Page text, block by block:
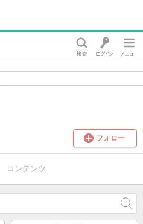
フォロー
コンテンツ